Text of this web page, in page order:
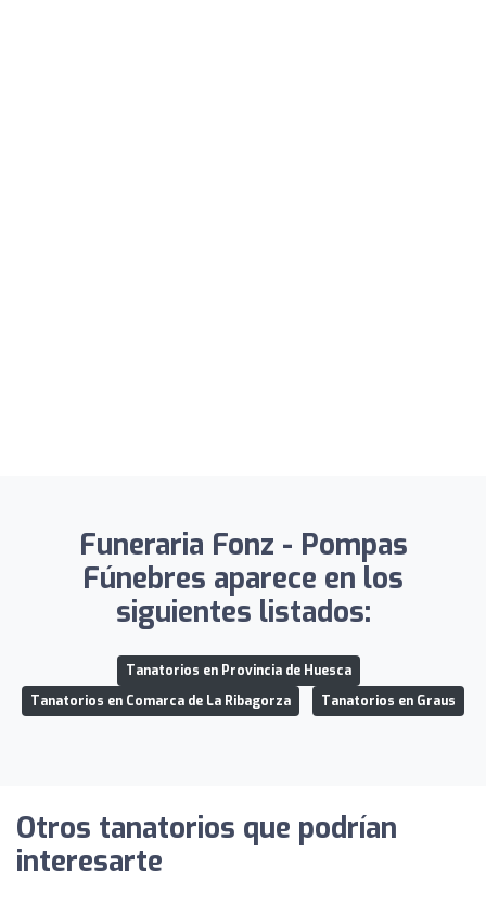
Funeraria Fonz - Pompas
Fúnebres aparece en los
siguientes listados:
Tanatorios en Provincia de Huesca
Tanatorios en Comarca de La Ribagorza
Tanatorios en Graus
Otros tanatorios que podrían
interesarte